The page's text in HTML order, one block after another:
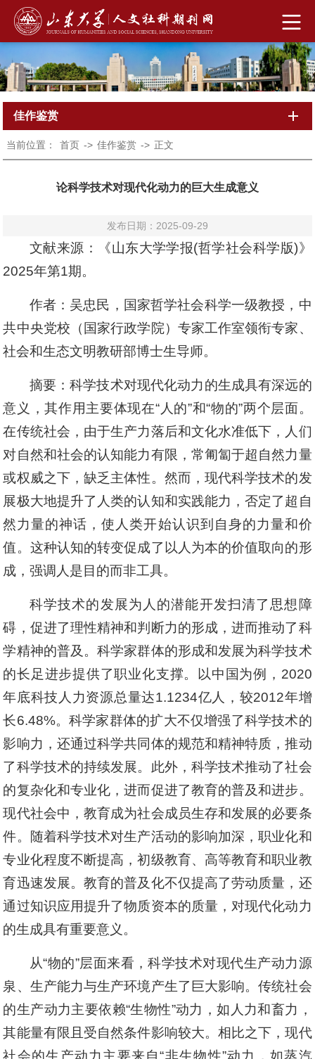
佳作鉴赏
当前位置： 首页 -> 佳作鉴赏 -> 正文
论科学技术对现代化动力的巨大生成意义
发布日期：2025-09-29
文献来源：《山东大学学报(哲学社会科学版)》
2025年第1期。
作者：吴忠民，国家哲学社会科学一级教授，中
共中央党校（国家行政学院）专家工作室领衔专家、
社会和生态文明教研部博士生导师。
摘要：科学技术对现代化动力的生成具有深远的
意义，其作用主要体现在“人的”和“物的”两个层面。
在传统社会，由于生产力落后和文化水准低下，人们
对自然和社会的认知能力有限，常匍匐于超自然力量
或权威之下，缺乏主体性。然而，现代科学技术的发
展极大地提升了人类的认知和实践能力，否定了超自
然力量的神话，使人类开始认识到自身的力量和价
值。这种认知的转变促成了以人为本的价值取向的形
成，强调人是目的而非工具。
科学技术的发展为人的潜能开发扫清了思想障
碍，促进了理性精神和判断力的形成，进而推动了科
学精神的普及。科学家群体的形成和发展为科学技术
的长足进步提供了职业化支撑。以中国为例，2020
年底科技人力资源总量达1.1234亿人，较2012年增
长6.48%。科学家群体的扩大不仅增强了科学技术的
影响力，还通过科学共同体的规范和精神特质，推动
了科学技术的持续发展。此外，科学技术推动了社会
的复杂化和专业化，进而促进了教育的普及和进步。
现代社会中，教育成为社会成员生存和发展的必要条
件。随着科学技术对生产活动的影响加深，职业化和
专业化程度不断提高，初级教育、高等教育和职业教
育迅速发展。教育的普及化不仅提高了劳动质量，还
通过知识应用提升了物质资本的质量，对现代化动力
的生成具有重要意义。
从“物的”层面来看，科学技术对现代生产动力源
泉、生产能力与生产环境产生了巨大影响。传统社会
的生产动力主要依赖“生物性”动力，如人力和畜力，
其能量有限且受自然条件影响较大。相比之下，现代
社会的生产动力主要来自“非生物性”动力，如蒸汽